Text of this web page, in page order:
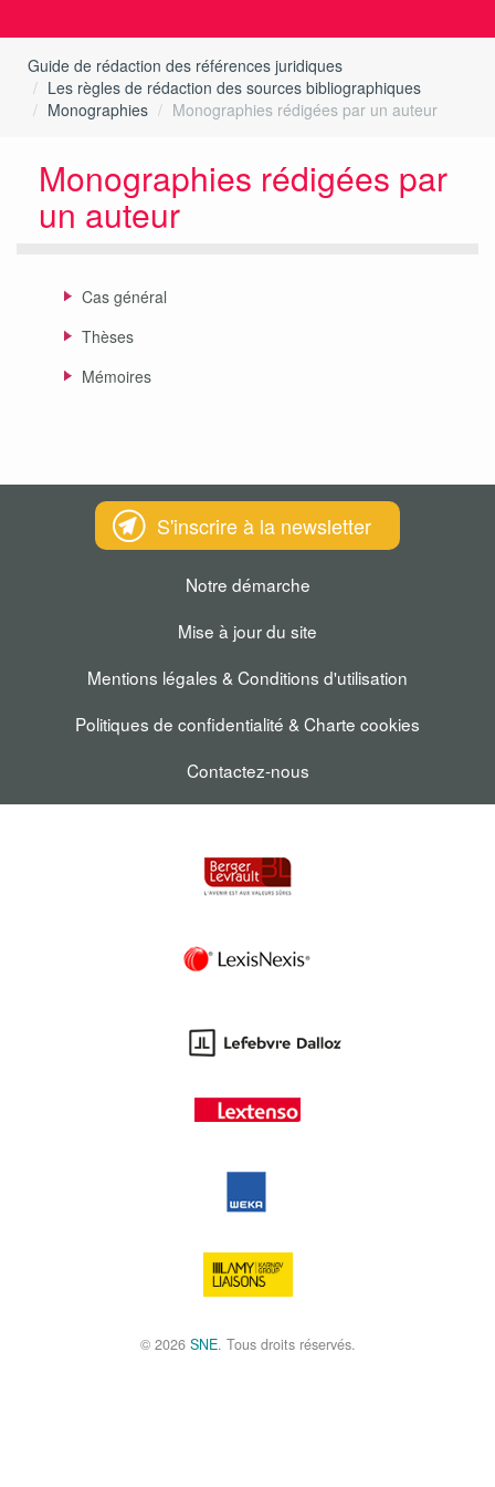
Guide de rédaction des références juridiques
Les règles de rédaction des sources bibliographiques
Monographies
Monographies rédigées par un auteur
Monographies rédigées par
un auteur
Cas général
Thèses
Mémoires
S'inscrire à la newsletter
Notre démarche
Mise à jour du site
Mentions légales & Conditions d'utilisation
Politiques de confidentialité & Charte cookies
Contactez-nous
© 2026 SNE. Tous droits réservés.